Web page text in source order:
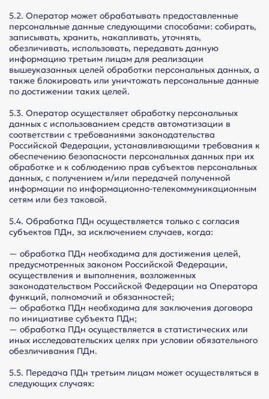
5.2. Оператор может обрабатывать предоставленные
персональные данные следующими способами: собирать,
записывать, хранить, накапливать, уточнять,
обезличивать, использовать, передавать данную
информацию третьим лицам для реализации
вышеуказанных целей обработки персональных данных, а
также блокировать или уничтожать персональные данные
по достижении таких целей.
5.3. Оператор осуществляет обработку персональных
данных с использованием средств автоматизации в
соответствии с требованиями законодательства
Российской Федерации, устанавливающими требования к
обеспечению безопасности персональных данных при их
обработке и к соблюдению прав субъектов персональных
данных, с получением и/или передачей полученной
информации по информационно-телекоммуникационным
сетям или без таковой.
5.4. Обработка ПДн осуществляется только с согласия
субъектов ПДн, за исключением случаев, когда:
— обработка ПДн необходима для достижения целей,
предусмотренных законом Российской Федерации,
осуществления и выполнения, возложенных
законодательством Российской Федерации на Оператора
функций, полномочий и обязанностей;
— обработка ПДн необходима для заключения договора
по инициативе субъекта ПДн;
— обработка ПДн осуществляется в статистических или
иных исследовательских целях при условии обязательного
обезличивания ПДн.
5.5. Передача ПДн третьим лицам может осуществляться в
следующих случаях: